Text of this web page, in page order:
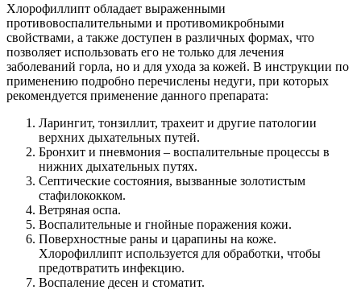
Хлорофиллипт обладает выраженными
противовоспалительными и противомикробными
свойствами, а также доступен в различных формах, что
позволяет использовать его не только для лечения
заболеваний горла, но и для ухода за кожей. В инструкции по
применению подробно перечислены недуги, при которых
рекомендуется применение данного препарата:
Ларингит, тонзиллит, трахеит и другие патологии
верхних дыхательных путей.
Бронхит и пневмония – воспалительные процессы в
нижних дыхательных путях.
Септические состояния, вызванные золотистым
стафилококком.
Ветряная оспа.
Воспалительные и гнойные поражения кожи.
Поверхностные раны и царапины на коже.
Хлорофиллипт используется для обработки, чтобы
предотвратить инфекцию.
Воспаление десен и стоматит.